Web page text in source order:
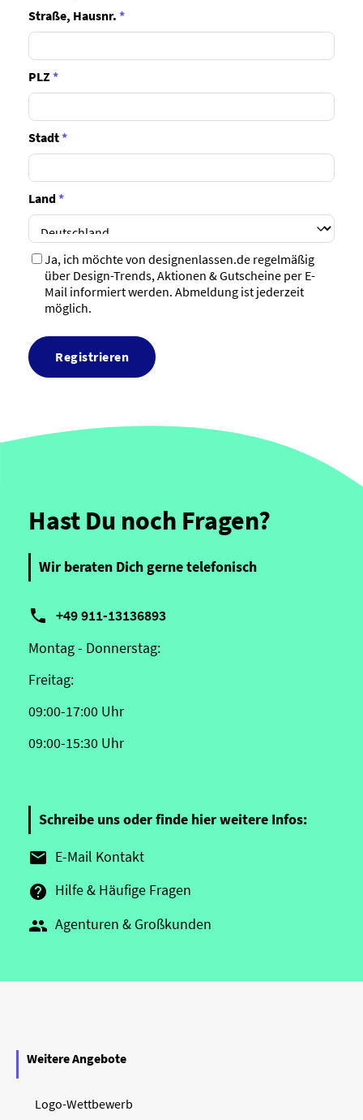
Straße, Hausnr. *
PLZ*
Stadt*
Land*
Ja, ich möchte von designenlassen.de regelmäßig
über Design-Trends, Aktionen & Gutscheine per E-
Mail informiert werden. Abmeldung ist jederzeit
möglich.
Registrieren
Hast Du noch Fragen?
Wir beraten Dich gerne telefonisch
 +49 911-13136893
Montag - Donnerstag:
Freitag:
09:00-17:00 Uhr
09:00-15:30 Uhr
Schreibe uns oder finde hier weitere Infos:
 E-Mail Kontakt
 Hilfe & Häufige Fragen
 Agenturen & Großkunden
Weitere Angebote
Logo-Wettbewerb